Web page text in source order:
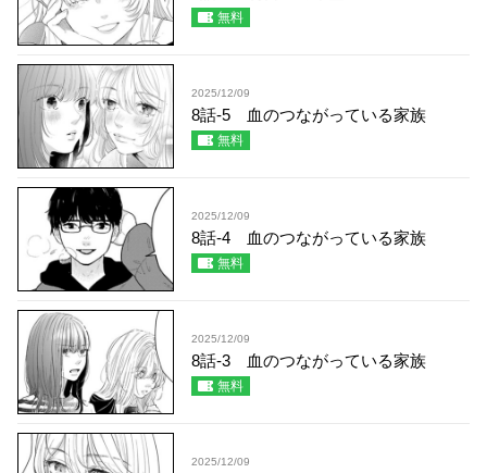
無料
2025/12/09
8話-5 血のつながっている家族
無料
2025/12/09
8話-4 血のつながっている家族
無料
2025/12/09
8話-3 血のつながっている家族
無料
2025/12/09